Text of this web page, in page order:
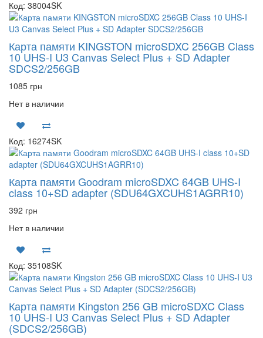
Код: 38004SK
Карта памяти KINGSTON microSDXC 256GB Class
10 UHS-I U3 Canvas Select Plus + SD Adapter
SDCS2/256GB
1085 грн
Нет в наличии
Код: 16274SK
Карта памяти Goodram microSDXC 64GB UHS-I
class 10+SD adapter (SDU64GXCUHS1AGRR10)
392 грн
Нет в наличии
Код: 35108SK
Карта памяти Kingston 256 GB microSDXC Class
10 UHS-I U3 Canvas Select Plus + SD Adapter
(SDCS2/256GB)